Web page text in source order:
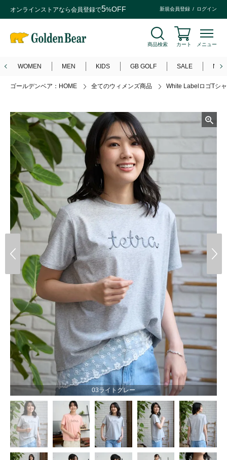
オンラインストアなら会員登録で5%OFF 新規会員登録 ログイン
商品検索 カート メニュー
WOMEN MEN KIDS GB GOLF SALE
ゴールデンベア：HOME 全てのウィメンズ商品 White LabelロゴTシ
03ライトグレー